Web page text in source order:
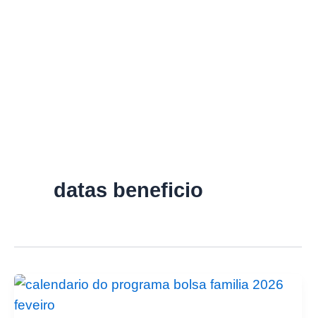
datas beneficio